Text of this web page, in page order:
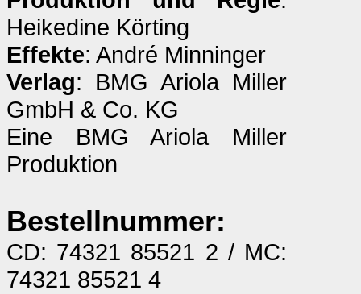
Heikedine Körting
Effekte: André Minninger
Verlag: BMG Ariola Miller
GmbH & Co. KG
Eine BMG Ariola Miller
Produktion
Bestellnummer:
CD: 74321 85521 2 / MC:
74321 85521 4